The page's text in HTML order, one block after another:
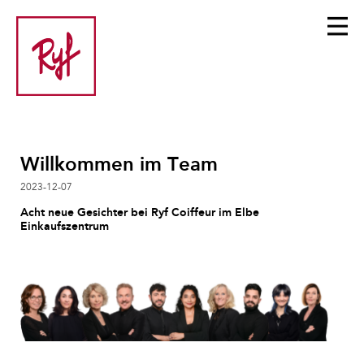
Willkommen im Team
2023-12-07
Acht neue Gesichter bei Ryf Coiffeur im Elbe
Einkaufszentrum